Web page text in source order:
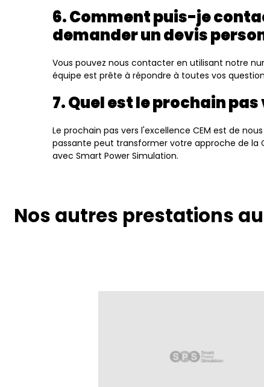
6. Comment puis-je
demander un devis
Vous pouvez nous contacter en utilisant notre
équipe est prête à répondre à toutes vos
7. Quel est le prochain
Le prochain pas vers l'excellence CEM est de
passante peut transformer votre approche de la
avec Smart Power Simulation.
Nos autres prestations